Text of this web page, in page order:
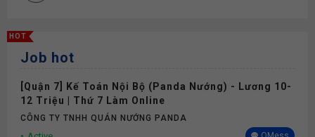
HOT
Job hot
[Quận 7] Kế Toán Nội Bộ (Panda Nướng) - Lương 10-
12 Triệu | Thứ 7 Làm Online
CÔNG TY TNHH QUÁN NƯỚNG PANDA